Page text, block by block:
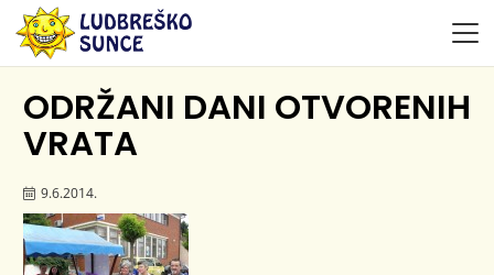
ODRŽANI DANI OTVORENIH
VRATA
9.6.2014.